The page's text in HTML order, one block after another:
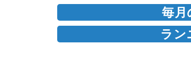
毎月
ラン